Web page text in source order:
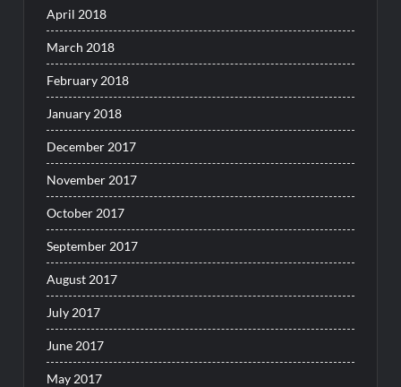
April 2018
March 2018
February 2018
January 2018
December 2017
November 2017
October 2017
September 2017
August 2017
July 2017
June 2017
May 2017